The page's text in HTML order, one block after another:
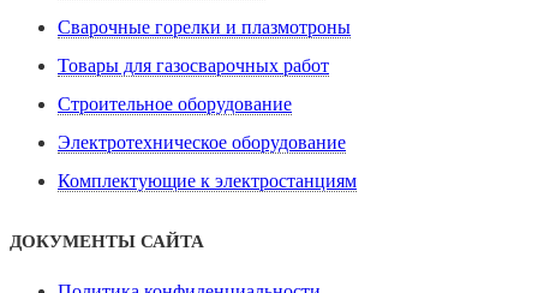
Сварочные горелки и плазмотроны
Товары для газосварочных работ
Строительное оборудование
Электротехническое оборудование
Комплектующие к электростанциям
ДОКУМЕНТЫ САЙТА